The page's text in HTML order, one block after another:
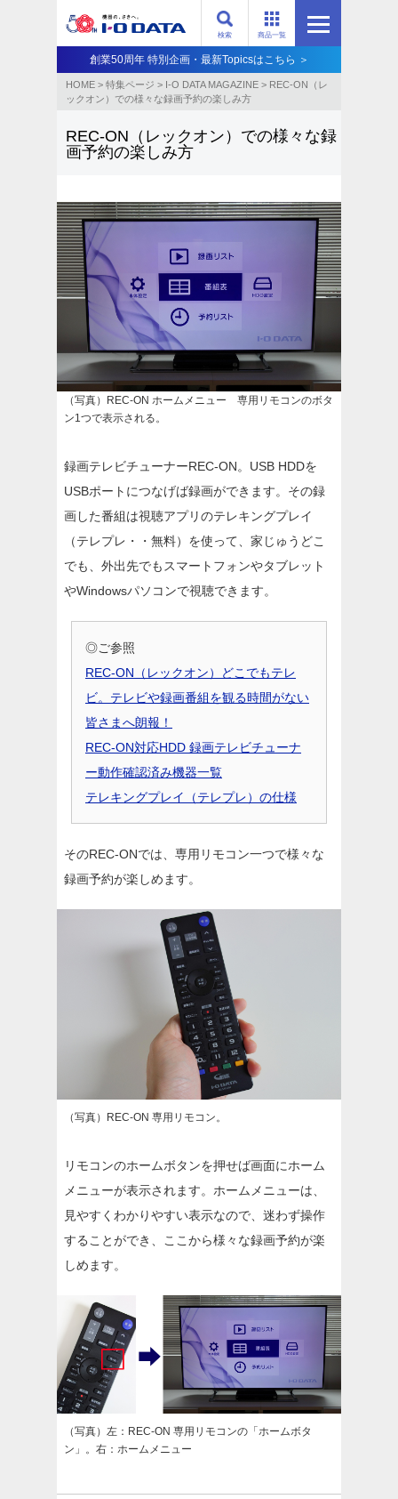
商品一覧
検索
創業50周年 特別企画・最新Topicsはこちら ＞
HOME > 特集ページ > I-O DATA MAGAZINE > REC-ON（レ
ックオン）での様々な録画予約の楽しみ方
REC-ON（レックオン）での様々な録
画予約の楽しみ方
（写真）REC-ON ホームメニュー 専用リモコンのボタ
ン1つで表示される。
録画テレビチューナーREC-ON。USB HDDを
USBポートにつなげば録画ができます。その録
画した番組は視聴アプリのテレキングプレイ
（テレプレ・・無料）を使って、家じゅうどこ
でも、外出先でもスマートフォンやタブレット
やWindowsパソコンで視聴できます。
◎ご参照
REC-ON（レックオン）どこでもテレ
ビ。テレビや録画番組を観る時間がない
皆さまへ朗報！
REC-ON対応HDD 録画テレビチューナ
ー動作確認済み機器一覧
テレキングプレイ（テレプレ）の仕様
そのREC-ONでは、専用リモコン一つで様々な
録画予約が楽しめます。
（写真）REC-ON 専用リモコン。
リモコンのホームボタンを押せば画面にホーム
メニューが表示されます。ホームメニューは、
見やすくわかりやすい表示なので、迷わず操作
することができ、ここから様々な録画予約が楽
しめます。
（写真）左：REC-ON 専用リモコンの「ホームボタ
ン」。右：ホームメニュー